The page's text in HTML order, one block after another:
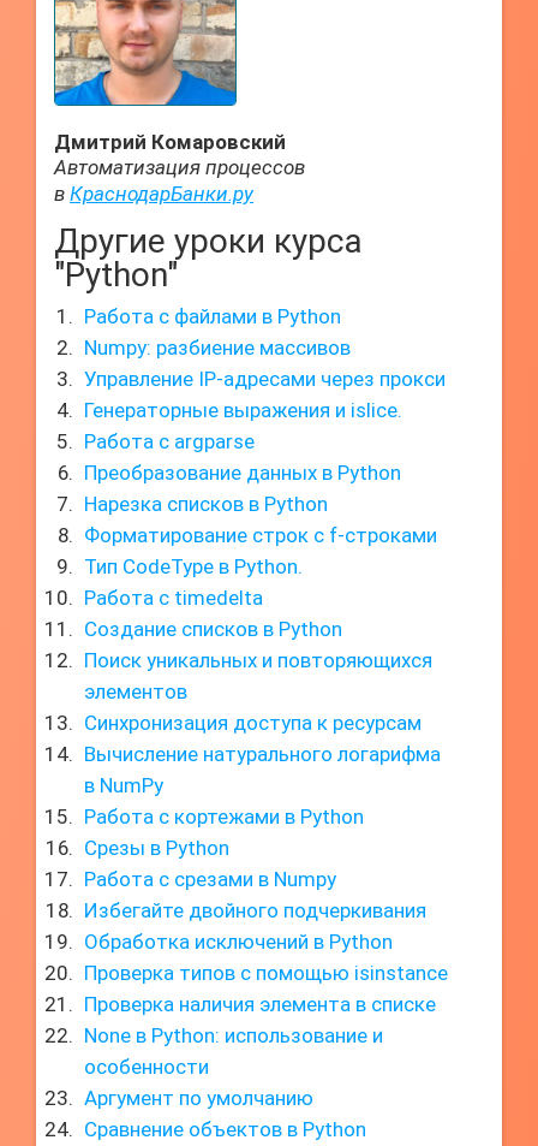
Дмитрий Комаровский
Автоматизация процессов
в КраснодарБанки.ру
Другие уроки курса
"Python"
Работа с файлами в Python
Numpy: разбиение массивов
Управление IP-адресами через прокси
Генераторные выражения и islice.
Работа с argparse
Преобразование данных в Python
Нарезка списков в Python
Форматирование строк с f-строками
Тип CodeType в Python.
Работа с timedelta
Создание списков в Python
Поиск уникальных и повторяющихся
элементов
Синхронизация доступа к ресурсам
Вычисление натурального логарифма
в NumPy
Работа с кортежами в Python
Срезы в Python
Работа с срезами в Numpy
Избегайте двойного подчеркивания
Обработка исключений в Python
Проверка типов с помощью isinstance
Проверка наличия элемента в списке
None в Python: использование и
особенности
Аргумент по умолчанию
Сравнение объектов в Python